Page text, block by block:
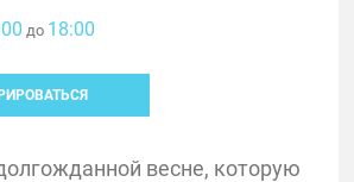
до 18:00
весне, которую